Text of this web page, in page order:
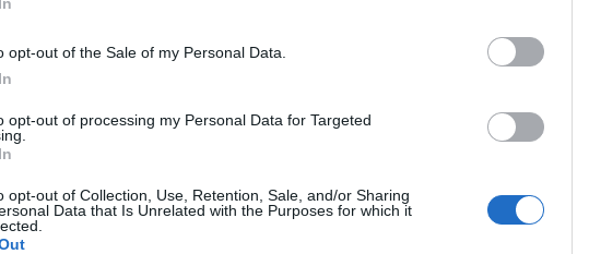
opt-out of the Sale of my Personal Data.
opt-out of processing my Personal Data for Targeted
opt-out of Collection, Use, Retention, Sale, and/or Sharing
Data that Is Unrelated with the Purposes for which it
Jazzszene.
des Spaßes
Bebop, Soul-Jazz und Swing – Einflüsse, die er
sondern dramaturgisches Werkzeug: Sie formt Timing,
Reaktion auf Publikum und Mitmusiker. Seine
überraschenden modalen Wechseln; sein Orgel- und
entsteht eine Stilistik, in der eine Pointe aus einem